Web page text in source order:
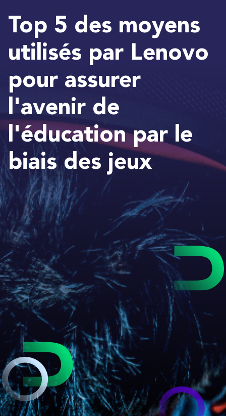
Top 5 des moyens
utilisés par Lenovo
pour assurer
l'avenir de
l'éducation par le
biais des jeux